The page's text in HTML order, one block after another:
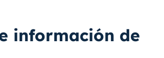
información de